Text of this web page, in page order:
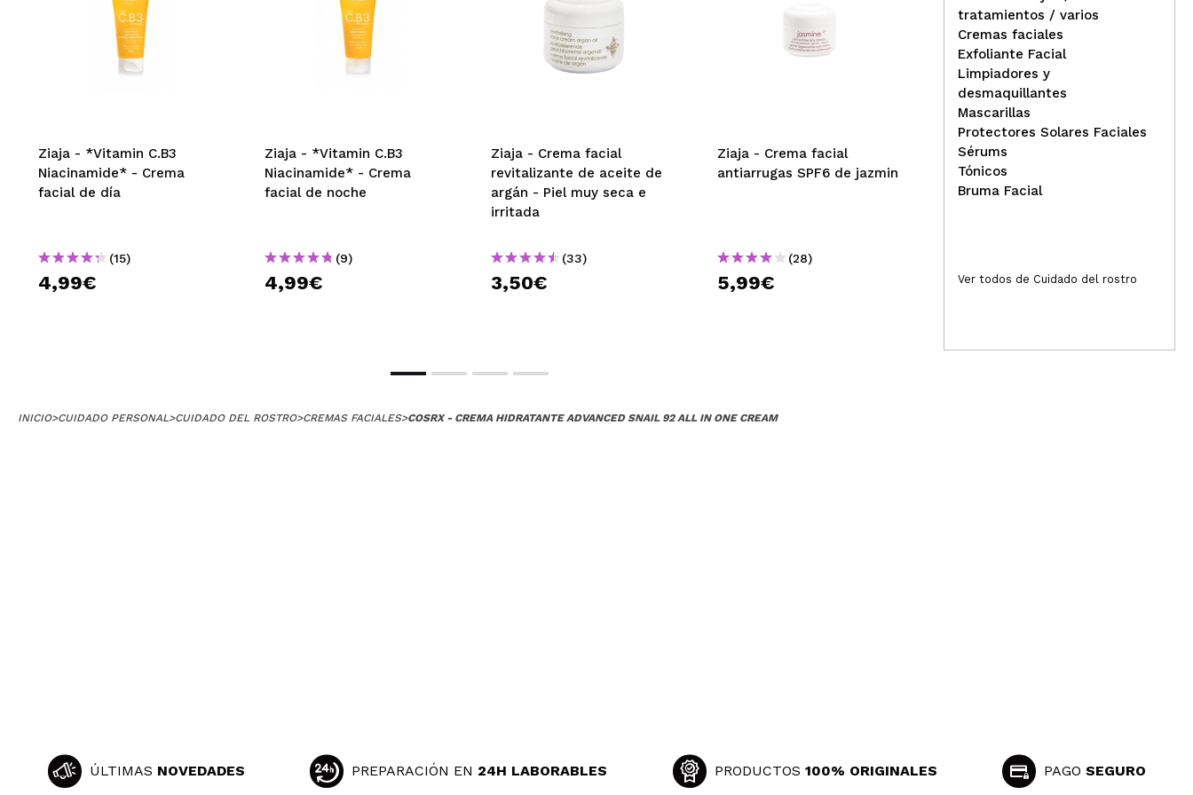
Ziaja - *Vitamin C.B3
Niacinamide* - Crema
facial de día
(15)
4,99€
Ziaja - *Vitamin C.B3
Niacinamide* - Crema
facial de noche
(9)
4,99€
Ziaja - Crema facial
revitalizante de aceite de
argán - Piel muy seca e
irritada
(33)
3,50€
Ziaja - Crema facial
antiarrugas SPF6 de jazmin
(28)
5,99€
Ziaja - Crema facial de
fórmula ligera con manteca
de cacao 100ml
3,25€
tratamientos / varios
Cremas faciales
Exfoliante Facial
Limpiadores y
desmaquillantes
Mascarillas
Protectores Solares Faciales
Sérums
Tónicos
Bruma Facial
Ver todos de Cuidado del rostro
INICIO>CUIDADO PERSONAL >CUIDADO DEL ROSTRO>CREMAS FACIALES>COSRX - CREMA HIDRATANTE ADVANCED SNAIL 92 ALL IN ONE CREAM
ÚLTIMAS NOVEDADES PREPARACIÓN EN 24H LABORABLES PRODUCTOS 100% ORIGINALES PAGO SEGURO